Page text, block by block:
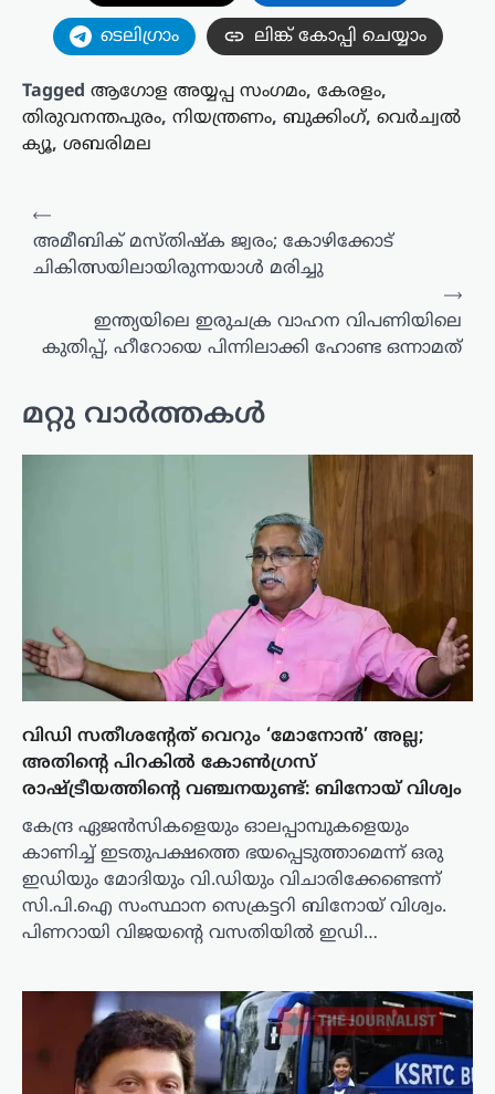
ടെലിഗ്രാം ലിങ്ക് കോപ്പി ചെയ്യാം
Tagged ആ​ഗോള അയ്യപ്പ സം​ഗമം, കേരളം,
തിരുവനന്തപുരം, നിയന്ത്രണം, ബുക്കിംഗ്, വെർച്വൽ
ക്യൂ, ശബരിമല
പോസ്റ്റുകളിലൂടെ
⟵
അമീബിക് മസ്തിഷ്ക ജ്വരം; കോഴിക്കോട്
ചികിത്സയിലായിരുന്നയാള്‍ മരിച്ചു
ഇന്ത്യയിലെ ഇരുചക്ര വാഹന വിപണിയിലെ
കുതിപ്പ്, ഹീറോയെ പിന്നിലാക്കി ഹോണ്ട ഒന്നാമത്
⟶
മറ്റു വാർത്തകൾ
വിഡി സതീശന്റേത് വെറും ‘മോനോന്‍’ അല്ല;
അതിന്റെ പിറകില്‍ കോണ്‍ഗ്രസ്
രാഷ്ട്രീയത്തിന്റെ വഞ്ചനയുണ്ട്: ബിനോയ് വിശ്വം
കേന്ദ്ര ഏജൻസികളെയും ഓലപ്പാമ്പുകളെയും
കാണിച്ച് ഇടതുപക്ഷത്തെ ഭയപ്പെടുത്താമെന്ന് ഒരു
ഇഡിയും മോദിയും വി.ഡിയും വിചാരിക്കേണ്ടെന്ന്
സി.പി.ഐ സംസ്ഥാന സെക്രട്ടറി ബിനോയ് വിശ്വം.
പിണറായി വിജയന്റെ വസതിയിൽ ഇഡി…